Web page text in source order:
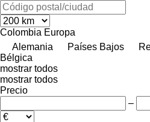
Colombia Europa
Alemania
Países Bajos
Bélgica
mostrar todos
mostrar todos
Precio
–